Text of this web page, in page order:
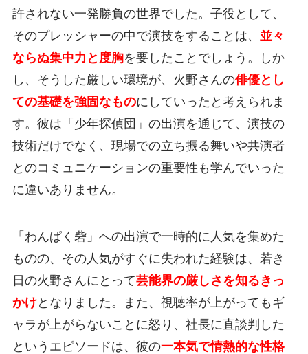
許されない一発勝負の世界でした。子役として、
そのプレッシャーの中で演技をすることは、 並々
ならぬ集中力と度胸を要したことでしょう。しか
し、そうした厳しい環境が、火野さんの俳優とし
ての基礎を強固なものにしていったと考えられま
す。彼は「少年探偵団」の出演を通じて、演技の
技術だけでなく、現場での立ち振る舞いや共演者
とのコミュニケーションの重要性も学んでいった
に違いありません。
「わんぱく砦」への出演で一時的に人気を集めた
ものの、その人気がすぐに失われた経験は、若き
日の火野さんにとって芸能界の厳しさを知るきっ
かけとなりました。また、視聴率が上がってもギ
ャラが上がらないことに怒り、社長に直談判した
というエピソードは、彼の一本気で情熱的な性格